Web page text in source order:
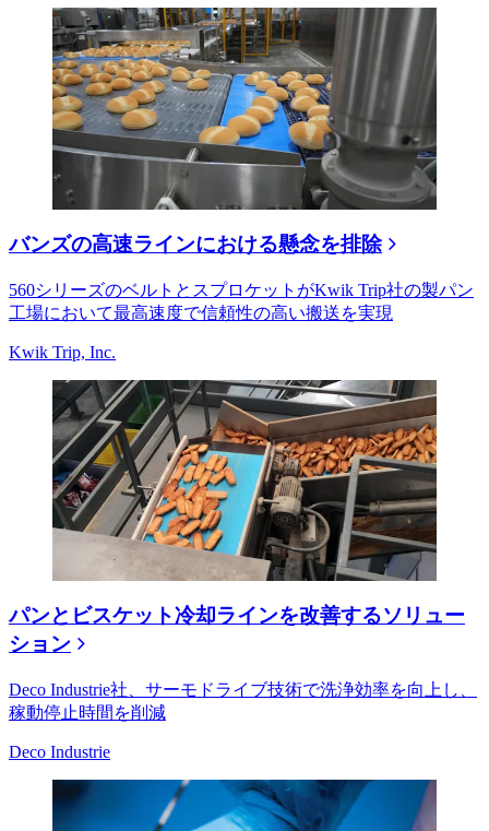
バンズの高速ラインにおける懸念を排除
560シリーズのベルトとスプロケットがKwik Trip社の製パン
工場において最高速度で信頼性の高い搬送を実現
Kwik Trip, Inc.
パンとビスケット冷却ラインを改善するソリュー
ション
Deco Industrie社、サーモドライブ技術で洗浄効率を向上し、
稼動停止時間を削減
Deco Industrie